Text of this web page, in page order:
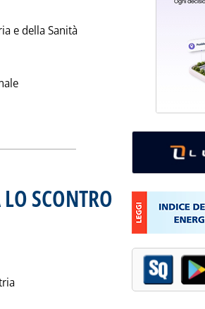
e della Sanità
notizia: 'I DEPOSITI DI OLI MINERALI E
SCONTRO